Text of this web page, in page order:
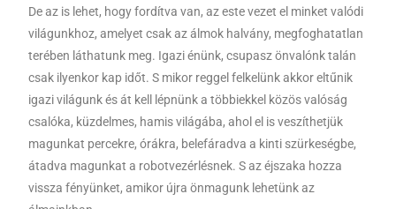
De az is lehet, hogy fordítva van, az este vezet el minket valódi
világunkhoz, amelyet csak az álmok halvány, megfoghatatlan
terében láthatunk meg. Igazi énünk, csupasz önvalónk talán
csak ilyenkor kap időt. S mikor reggel felkelünk akkor eltűnik
igazi világunk és át kell lépnünk a többiekkel közös valóság
csalóka, küzdelmes, hamis világába, ahol el is veszíthetjük
magunkat percekre, órákra, belefáradva a kinti szürkeségbe,
átadva magunkat a robotvezérlésnek. S az éjszaka hozza
vissza fényünket, amikor újra önmagunk lehetünk az